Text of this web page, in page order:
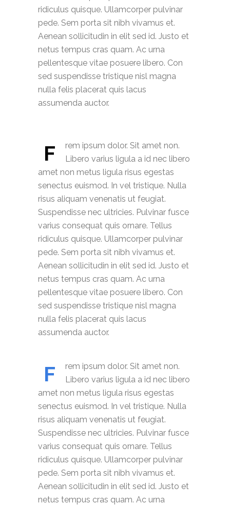
ridiculus quisque. Ullamcorper pulvinar
pede. Sem porta sit nibh vivamus et.
Aenean sollicitudin in elit sed id. Justo et
netus tempus cras quam. Ac urna
pellentesque vitae posuere libero. Con
sed suspendisse tristique nisl magna
nulla felis placerat quis lacus
assumenda auctor.
F
rem ipsum dolor. Sit amet non.
Libero varius ligula a id nec libero
amet non metus ligula risus egestas
senectus euismod. In vel tristique. Nulla
risus aliquam venenatis ut feugiat.
Suspendisse nec ultricies. Pulvinar fusce
varius consequat quis ornare. Tellus
ridiculus quisque. Ullamcorper pulvinar
pede. Sem porta sit nibh vivamus et.
Aenean sollicitudin in elit sed id. Justo et
netus tempus cras quam. Ac urna
pellentesque vitae posuere libero. Con
sed suspendisse tristique nisl magna
nulla felis placerat quis lacus
assumenda auctor.
F
rem ipsum dolor. Sit amet non.
Libero varius ligula a id nec libero
amet non metus ligula risus egestas
senectus euismod. In vel tristique. Nulla
risus aliquam venenatis ut feugiat.
Suspendisse nec ultricies. Pulvinar fusce
varius consequat quis ornare. Tellus
ridiculus quisque. Ullamcorper pulvinar
pede. Sem porta sit nibh vivamus et.
Aenean sollicitudin in elit sed id. Justo et
netus tempus cras quam. Ac urna